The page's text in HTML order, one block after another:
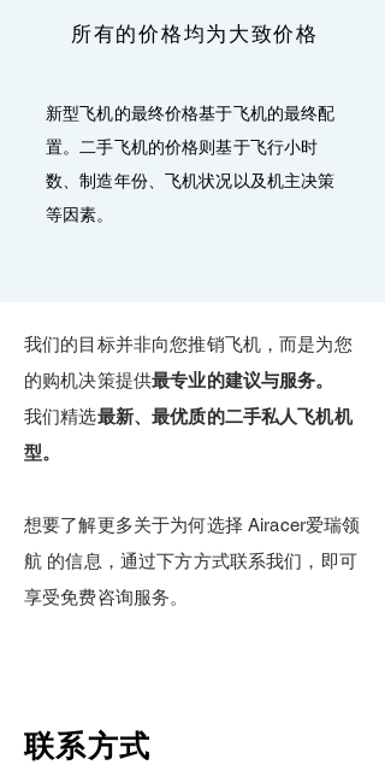
所有的价格均为大致价格
​新型飞机的最终价格基于飞机的最终配
置。二手飞机的价格则基于飞行小时
数、制造年份、飞机状况以及机主决策
等因素。
我们的目标并非向您推销飞机，而是为您
的购机决策提供最专业的建议与服务。
我们精选最新、最优质的二手私人飞机机
型。
想要了解更多关于为何选择 Airacer爱瑞领
航 的信息，通过下方方式联系我们，即可
享受免费咨询服务。
联系方式